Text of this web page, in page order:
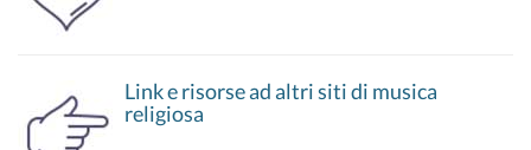
Link e risorse ad altri siti di musica
religiosa